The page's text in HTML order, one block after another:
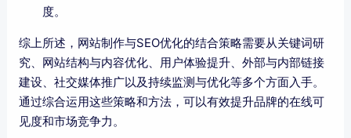
度。
综上所述，网站制作与SEO优化的结合策略需要从关键词研
究、网站结构与内容优化、用户体验提升、外部与内部链接
建设、社交媒体推广以及持续监测与优化等多个方面入手。
通过综合运用这些策略和方法，可以有效提升品牌的在线可
见度和市场竞争力。